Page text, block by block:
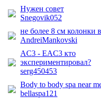
Нужен совет
Snegovik052
не более 8 см колонки
AndreiMankovski
AC3 - EAC3 кто
экспериментировал?
serg450453
Body to body spa near
bellaspa121